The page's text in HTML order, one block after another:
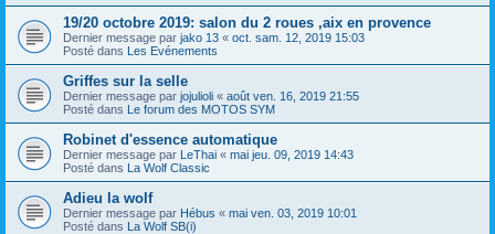
19/20 octobre 2019: salon du 2 roues ,aix en provence
Dernier message par jako 13 « oct. sam. 12, 2019 15:03
Posté dans Les Evénements
Griffes sur la selle
Dernier message par jojulioli « août ven. 16, 2019 21:55
Posté dans Le forum des MOTOS SYM
Robinet d'essence automatique
Dernier message par LeThai « mai jeu. 09, 2019 14:43
Posté dans La Wolf Classic
Adieu la wolf
Dernier message par Hébus « mai ven. 03, 2019 10:01
Posté dans La Wolf SB(i)